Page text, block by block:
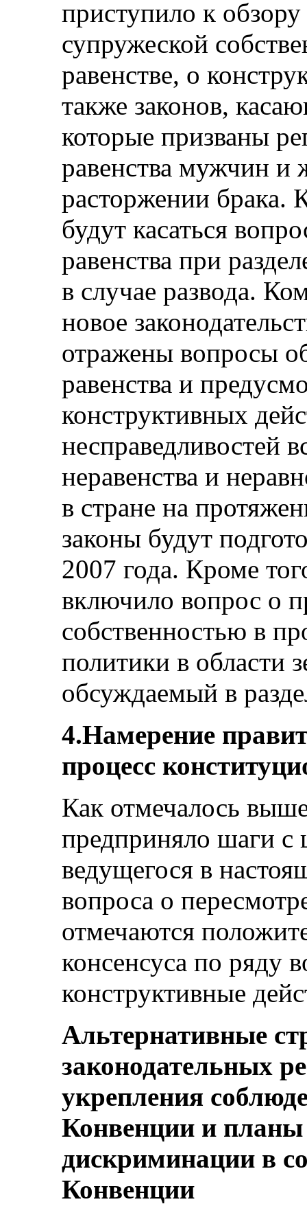
приступило к обзору
супружеской
равенстве, о
также законов,
которые призваны
равенства мужчин и
расторжении брака.
будут касаться
равенства при
в случае развода.
новое
отражены вопросы
равенства и
конструктивных
несправедливостей
неравенства и
в стране на
законы будут
2007 года. Кроме
включило вопрос о
собственностью в
политики в области
обсуждаемый в
4.Намерение
процесс
Как отмечалось
предприняло шаги с
ведущегося в
вопроса о
отмечаются
консенсуса по ряду
конструктивные
Альтернативные
законодательных
укрепления
Конвенции и планы
дискриминации в
Конвенции